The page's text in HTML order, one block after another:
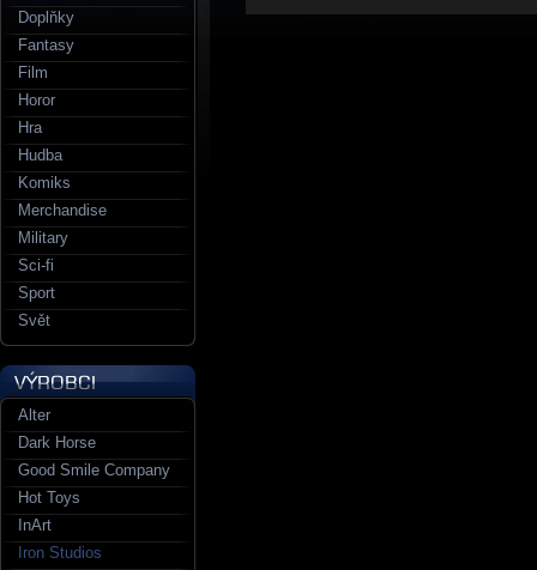
Doplňky
Fantasy
Film
Horor
Hra
Hudba
Komiks
Merchandise
Military
Sci-fi
Sport
Svět
Alter
Dark Horse
Good Smile Company
Hot Toys
InArt
Iron Studios